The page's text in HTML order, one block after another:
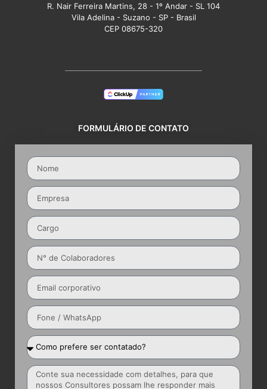
R. Nair Ferreira Martins, 28 - 1º Andar - SL 104
Vila Adelina - Suzano - SP - Brasil
CEP 08675-320
FORMULÁRIO DE CONTATO